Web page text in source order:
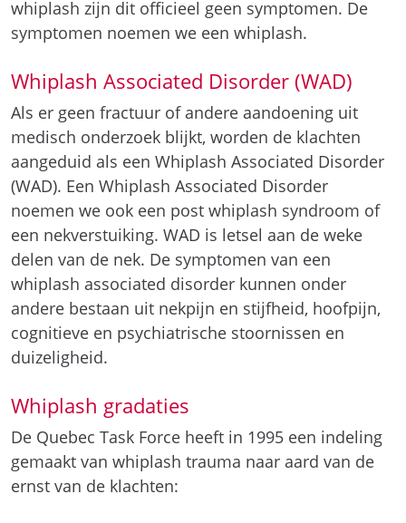
whiplash zijn dit officieel geen symptomen. De
symptomen noemen we een whiplash.
Whiplash Associated Disorder (WAD)
Als er geen fractuur of andere aandoening uit
medisch onderzoek blijkt, worden de klachten
aangeduid als een Whiplash Associated Disorder
(WAD). Een Whiplash Associated Disorder
noemen we ook een post whiplash syndroom of
een nekverstuiking. WAD is letsel aan de weke
delen van de nek. De symptomen van een
whiplash associated disorder kunnen onder
andere bestaan uit nekpijn en stijfheid, hoofpijn,
cognitieve en psychiatrische stoornissen en
duizeligheid.
Whiplash gradaties
De Quebec Task Force heeft in 1995 een indeling
gemaakt van whiplash trauma naar aard van de
ernst van de klachten: